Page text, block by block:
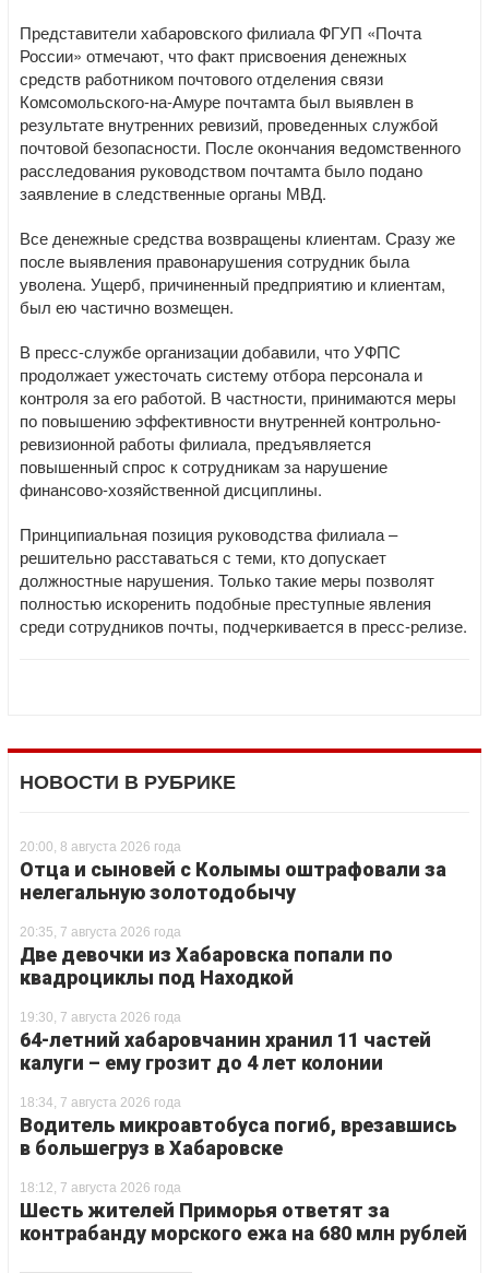
Представители хабаровского филиала ФГУП «Почта
России» отмечают, что факт присвоения денежных
средств работником почтового отделения связи
Комсомольского-на-Амуре почтамта был выявлен в
результате внутренних ревизий, проведенных службой
почтовой безопасности. После окончания ведомственного
расследования руководством почтамта было подано
заявление в следственные органы МВД.
Все денежные средства возвращены клиентам. Сразу же
после выявления правонарушения сотрудник была
уволена. Ущерб, причиненный предприятию и клиентам,
был ею частично возмещен.
В пресс-службе организации добавили, что УФПС
продолжает ужесточать систему отбора персонала и
контроля за его работой. В частности, принимаются меры
по повышению эффективности внутренней контрольно-
ревизионной работы филиала, предъявляется
повышенный спрос к сотрудникам за нарушение
финансово-хозяйственной дисциплины.
Принципиальная позиция руководства филиала –
решительно расставаться с теми, кто допускает
должностные нарушения. Только такие меры позволят
полностью искоренить подобные преступные явления
среди сотрудников почты, подчеркивается в пресс-релизе.
НОВОСТИ В РУБРИКЕ
20:00, 8 августа 2026 года
Отца и сыновей с Колымы оштрафовали за
нелегальную золотодобычу
20:35, 7 августа 2026 года
Две девочки из Хабаровска попали по
квадроциклы под Находкой
19:30, 7 августа 2026 года
64-летний хабаровчанин хранил 11 частей
калуги – ему грозит до 4 лет колонии
18:34, 7 августа 2026 года
Водитель микроавтобуса погиб, врезавшись
в большегруз в Хабаровске
18:12, 7 августа 2026 года
Шесть жителей Приморья ответят за
контрабанду морского ежа на 680 млн рублей